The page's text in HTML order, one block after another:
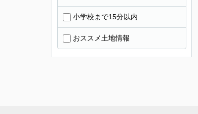
小学校まで15分以内
おススメ土地情報